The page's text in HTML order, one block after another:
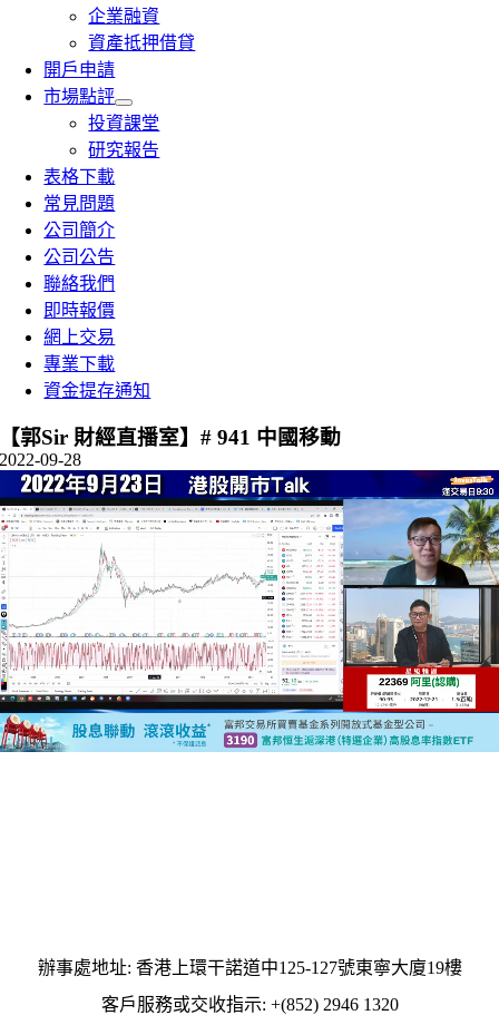
企業融資
資產抵押借貸
開戶申請
市場點評
投資課堂
研究報告
表格下載
常見問題
公司簡介
公司公告
聯絡我們
即時報價
網上交易
專業下載
資金提存通知
【郭Sir 財經直播室】# 941 中國移動
2022-09-28
辦事處地址: 香港上環干諾道中125-127號東寧大廈19樓
客戶服務或交收指示: +(852) 2946 1320